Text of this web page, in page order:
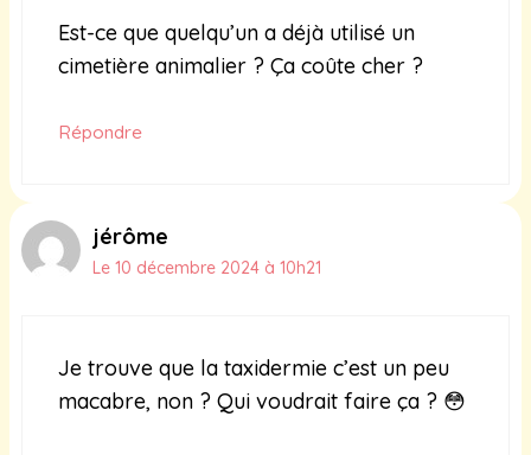
Est-ce que quelqu’un a déjà utilisé un
cimetière animalier ? Ça coûte cher ?
Répondre
jérôme
Le 10 décembre 2024 à 10h21
Je trouve que la taxidermie c’est un peu
macabre, non ? Qui voudrait faire ça ? 😳